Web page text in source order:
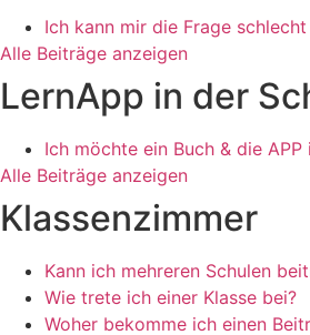
Ich kann mir die Frage
Alle Beiträge anzeigen
LernApp in der
Ich möchte ein Buch & die
Alle Beiträge anzeigen
Klassenzimmer
Kann ich mehreren Schulen
Wie trete ich einer Klasse bei?
Woher bekomme ich einen